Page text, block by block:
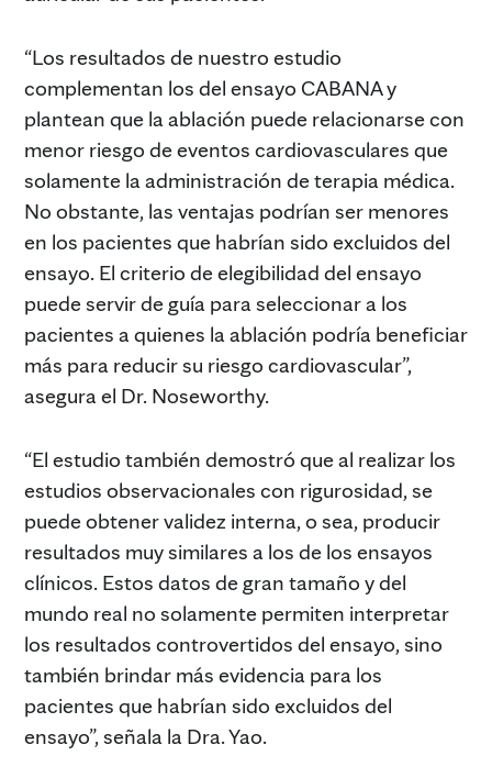
“Los resultados de nuestro estudio
complementan los del ensayo CABANA y
plantean que la ablación puede relacionarse con
menor riesgo de eventos cardiovasculares que
solamente la administración de terapia médica.
No obstante, las ventajas podrían ser menores
en los pacientes que habrían sido excluidos del
ensayo. El criterio de elegibilidad del ensayo
puede servir de guía para seleccionar a los
pacientes a quienes la ablación podría beneficiar
más para reducir su riesgo cardiovascular”,
asegura el Dr. Noseworthy.
“El estudio también demostró que al realizar los
estudios observacionales con rigurosidad, se
puede obtener validez interna, o sea, producir
resultados muy similares a los de los ensayos
clínicos. Estos datos de gran tamaño y del
mundo real no solamente permiten interpretar
los resultados controvertidos del ensayo, sino
también brindar más evidencia para los
pacientes que habrían sido excluidos del
ensayo”, señala la Dra. Yao.